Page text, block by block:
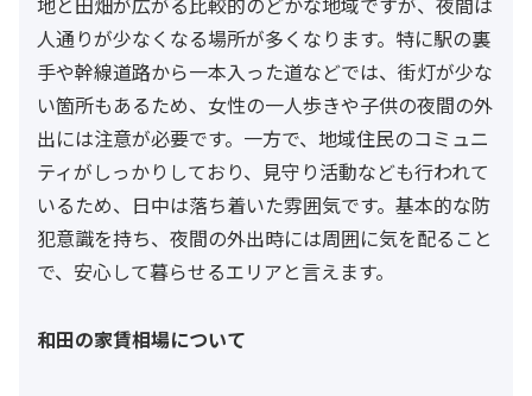
人通りが少なくなる場所が多くなります。特に駅の裏
手や幹線道路から一本入った道などでは、街灯が少な
い箇所もあるため、女性の一人歩きや子供の夜間の外
出には注意が必要です。一方で、地域住民のコミュニ
ティがしっかりしており、見守り活動なども行われて
いるため、日中は落ち着いた雰囲気です。基本的な防
犯意識を持ち、夜間の外出時には周囲に気を配ること
で、安心して暮らせるエリアと言えます。
和田の家賃相場について